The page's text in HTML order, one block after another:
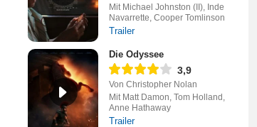
Mit Michael Johnston (II), Inde
Navarrette, Cooper Tomlinson
Trailer
Die Odyssee
3,9
Von Christopher Nolan
Mit Matt Damon, Tom Holland,
Anne Hathaway
Trailer